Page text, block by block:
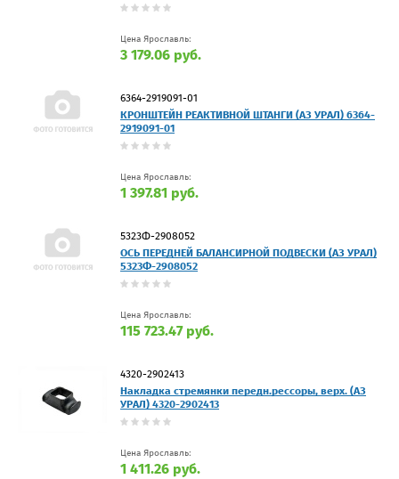
Цена Ярославль:
3 179.06 руб.
6364-2919091-01
КРОНШТЕЙН РЕАКТИВНОЙ ШТАНГИ (АЗ УРАЛ) 6364-
2919091-01
Цена Ярославль:
1 397.81 руб.
5323Ф-2908052
ОСЬ ПЕРЕДНЕЙ БАЛАНСИРНОЙ ПОДВЕСКИ (АЗ УРАЛ)
5323Ф-2908052
Цена Ярославль:
115 723.47 руб.
4320-2902413
Накладка стремянки передн.рессоры, верх. (АЗ
УРАЛ) 4320-2902413
Цена Ярославль:
1 411.26 руб.